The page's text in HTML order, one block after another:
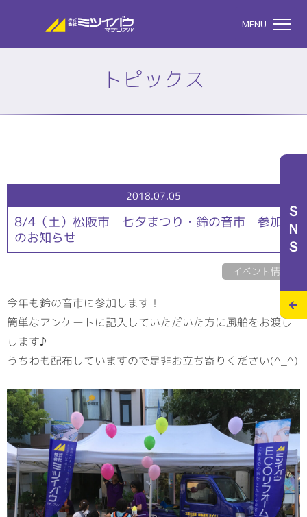
株式会社ミツイバウマテリア
MENU
事業案内
特設サイト
施工実績 スタッフブログ
>
メディアポリシー
RECRUITサイト
ＳＮＳ
トピックス
2018.07.05
8/4（土）松阪市 七夕まつり・鈴の音市 参加
のお知らせ
イベント情報
今年も鈴の音市に参加します！
簡単なアンケートに記入していただいた方に風船をお渡し
します♪
うちわも配布していますので是非お立ち寄りください(^_^)